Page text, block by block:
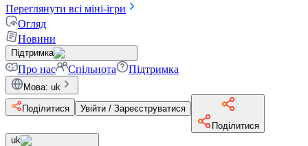
Переглянути всі міні-ігри
Огляд
Новини
Підтримка
Про нас Спільнота Підтримка
Мова: uk
Поділитися
Увійти / Зареєструватися
Поділитися
uk